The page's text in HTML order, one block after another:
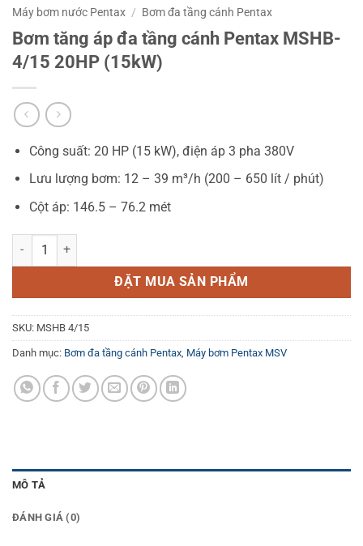
Máy bơm nước Pentax / Bơm đa tầng cánh Pentax
Bơm tăng áp đa tầng cánh Pentax MSHB-
4/15 20HP (15kW)
Công suất: 20 HP (15 kW), điện áp 3 pha 380V
Lưu lượng bơm: 12 – 39 m³/h (200 – 650 lít / phút)
Cột áp: 146.5 – 76.2 mét
Bơm tăng áp đa tầng cánh Pentax MSHB-4/15 20HP (15kW) số
ĐẶT MUA SẢN PHẨM
SKU: MSHB 4/15
Danh mục: Bơm đa tầng cánh Pentax Máy bơm Pentax MSV
MÔ TẢ
ĐÁNH GIÁ (0)